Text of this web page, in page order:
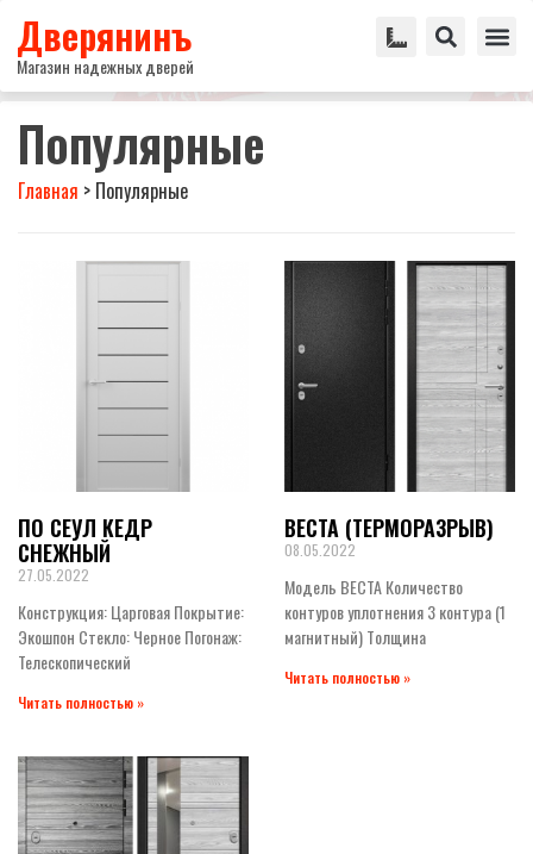
Дверянинъ
Магазин надежных дверей
Популярные
Главная > Популярные
ПО СЕУЛ КЕДР
СНЕЖНЫЙ
27.05.2022
Конструкция: Царговая Покрытие:
Экошпон Стекло: Черное Погонаж:
Телескопический
Читать полностью »
ВЕСТА (ТЕРМОРАЗРЫВ)
08.05.2022
Модель ВЕСТА Количество
контуров уплотнения 3 контура (1
магнитный) Tолщина
Читать полностью »